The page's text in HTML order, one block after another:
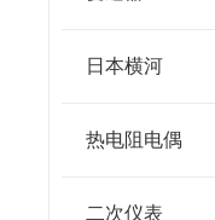
日本横河
热电阻电偶
二次仪表